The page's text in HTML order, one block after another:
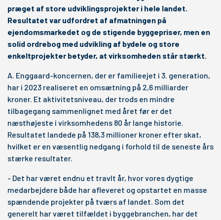
præget af store udviklingsprojekter i hele landet.
Resultatet var udfordret af afmatningen på
ejendomsmarkedet og de stigende byggepriser, men en
solid ordrebog med udvikling af bydele og store
enkeltprojekter betyder, at virksomheden står stærkt.
A. Enggaard-koncernen, der er familieejet i 3. generation,
har i 2023 realiseret en omsætning på 2,6 milliarder
kroner. Et aktivitetsniveau, der trods en mindre
tilbagegang sammenlignet med året før er det
næsthøjeste i virksomhedens 80 år lange historie.
Resultatet landede på 138,3 millioner kroner efter skat,
hvilket er en væsentlig nedgang i forhold til de seneste års
stærke resultater.
- Det har været endnu et travlt år, hvor vores dygtige
medarbejdere både har afleveret og opstartet en masse
spændende projekter på tværs af landet. Som det
generelt har været tilfældet i byggebranchen, har det